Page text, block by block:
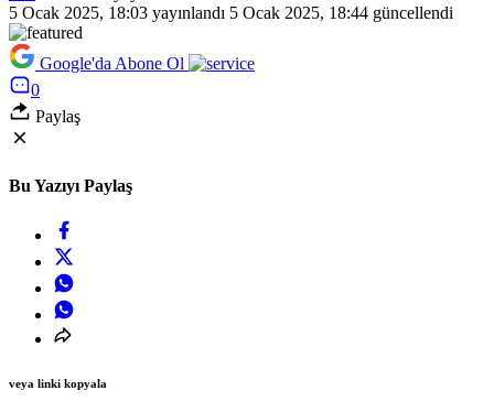
5 Ocak 2025, 18:03 yayınlandı 5 Ocak 2025, 18:44 güncellendi
Google'da Abone Ol
0
Paylaş
Bu Yazıyı Paylaş
veya linki kopyala